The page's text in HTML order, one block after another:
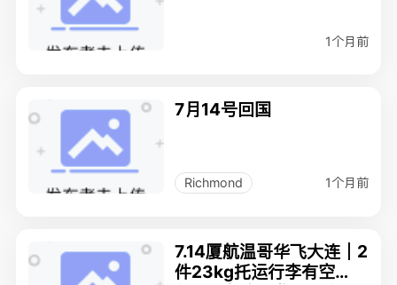
1个月前
7月14号回国
Richmond 1个月前
7.14厦航温哥华飞大连｜2
件23kg托运行李有空